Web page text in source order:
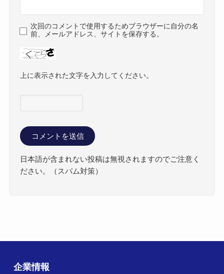
次回のコメントで使用するためブラウザーに自分の名
前、メールアドレス、サイトを保存する。
上に表示された文字を入力してください。
日本語が含まれない投稿は無視されますのでご注意く
ださい。（スパム対策）
企業情報